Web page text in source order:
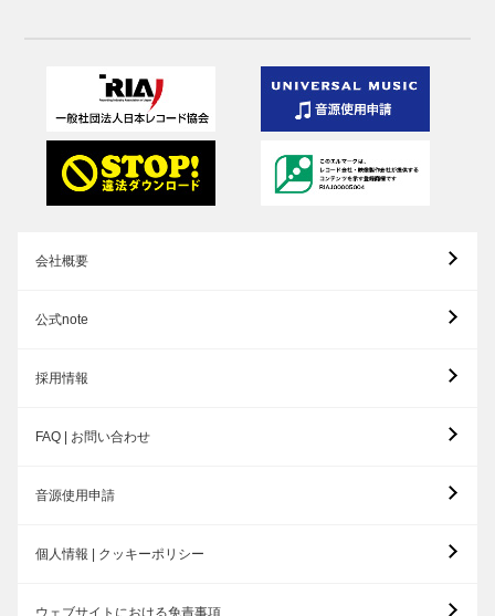
会社概要
公式note
採用情報
FAQ | お問い合わせ
音源使用申請
個人情報 | クッキーポリシー
ウェブサイトにおける免責事項